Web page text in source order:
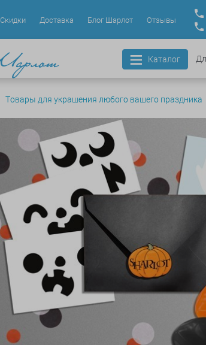
Скидки Доставка Блог Шарлот Отзывы
Каталог
Товары для украшения любого вашего праздника